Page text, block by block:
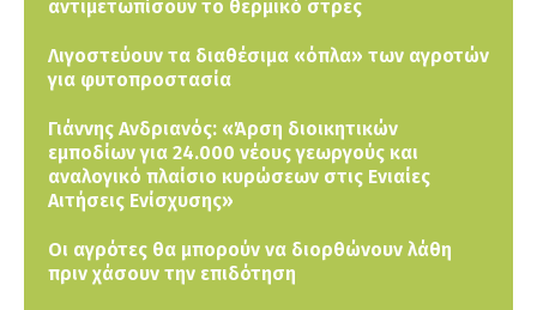
αντιμετωπίσουν το θερμικό στρες
Λιγοστεύουν τα διαθέσιμα «όπλα» των αγροτών
για φυτοπροστασία
Γιάννης Ανδριανός: «Άρση διοικητικών
εμποδίων για 24.000 νέους γεωργούς και
αναλογικό πλαίσιο κυρώσεων στις Ενιαίες
Αιτήσεις Ενίσχυσης»
Οι αγρότες θα μπορούν να διορθώνουν λάθη
πριν χάσουν την επιδότηση